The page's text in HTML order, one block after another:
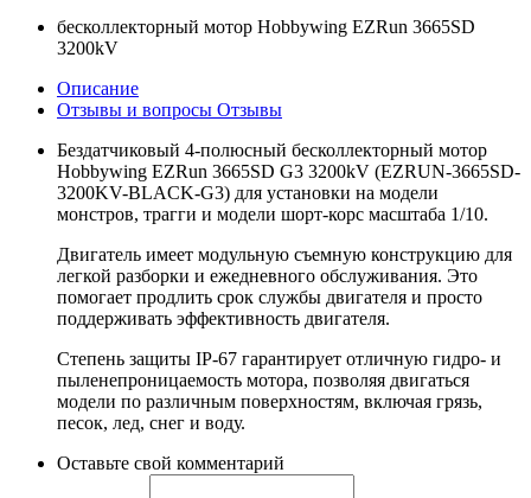
бесколлекторный мотор Hobbywing EZRun 3665SD
3200kV
Описание
Отзывы и вопросы Отзывы
Бездатчиковый 4-полюсный бесколлекторный мотор
Hobbywing EZRun 3665SD G3 3200kV (EZRUN-3665SD-
3200KV-BLACK-G3) для установки на модели
монстров, трагги и модели шорт-корс масштаба 1/10.
Двигатель имеет модульную съемную конструкцию для
легкой разборки и ежедневного обслуживания. Это
помогает продлить срок службы двигателя и просто
поддерживать эффективность двигателя.
Степень защиты IP-67 гарантирует отличную гидро- и
пыленепроницаемость мотора, позволяя двигаться
модели по различным поверхностям, включая грязь,
песок, лед, снег и воду.
Оставьте свой комментарий